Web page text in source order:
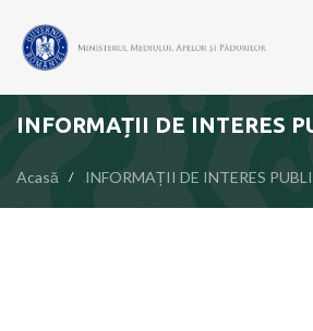
INFORMAȚII DE INTERES
Acasă INFORMAȚII DE INTERES